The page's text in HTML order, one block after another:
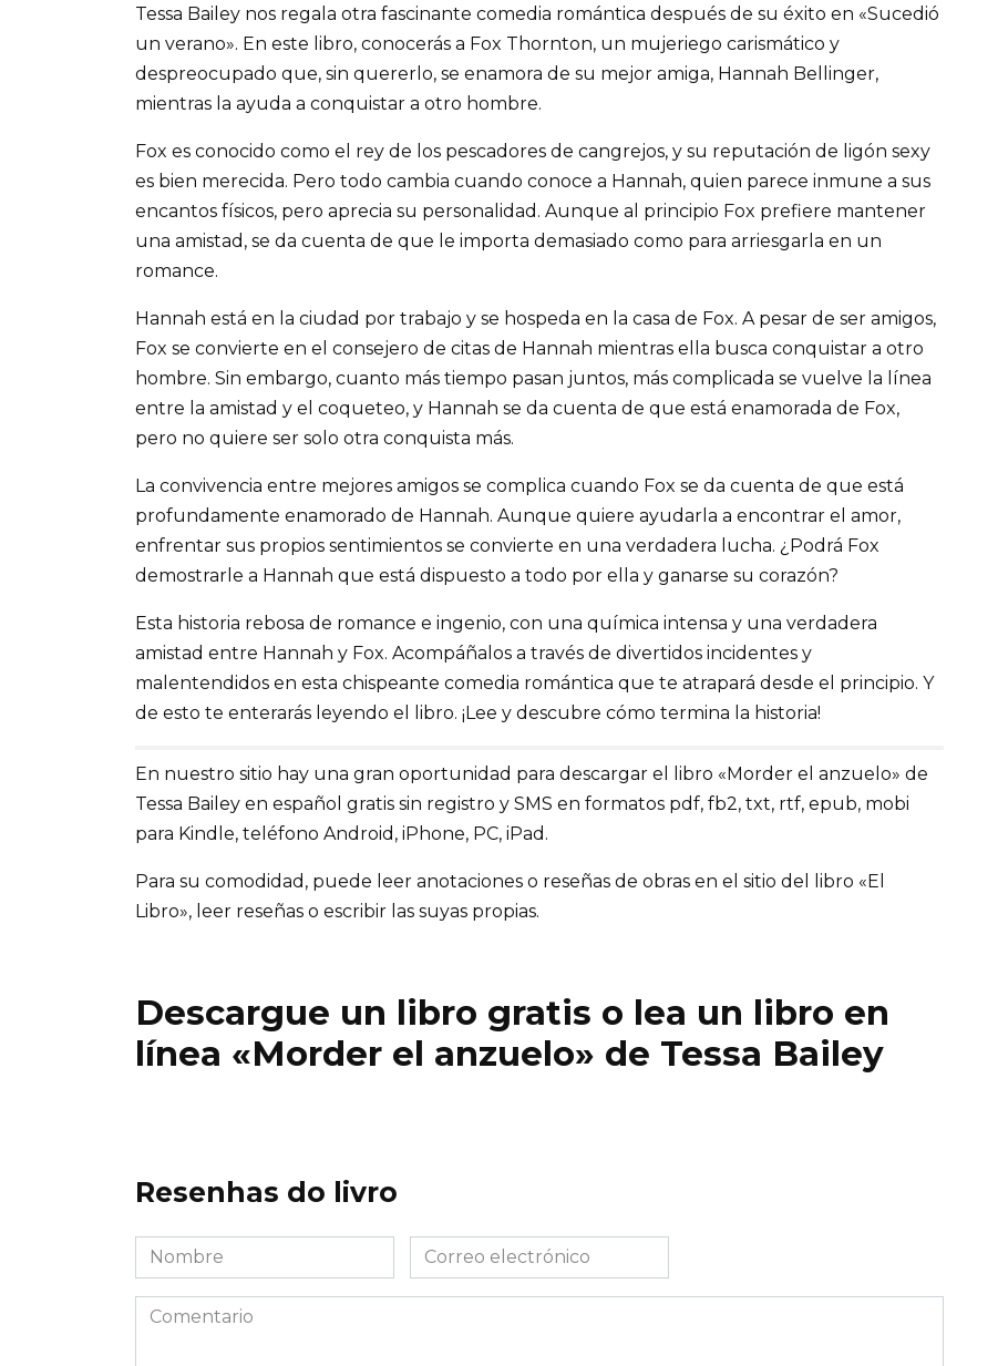
Tessa Bailey nos regala otra fascinante comedia romántica después de su éxito en «Sucedió
un verano». En este libro, conocerás a Fox Thornton, un mujeriego carismático y
despreocupado que, sin quererlo, se enamora de su mejor amiga, Hannah Bellinger,
mientras la ayuda a conquistar a otro hombre.
Fox es conocido como el rey de los pescadores de cangrejos, y su reputación de ligón sexy
es bien merecida. Pero todo cambia cuando conoce a Hannah, quien parece inmune a sus
encantos físicos, pero aprecia su personalidad. Aunque al principio Fox prefiere mantener
una amistad, se da cuenta de que le importa demasiado como para arriesgarla en un
romance.
Hannah está en la ciudad por trabajo y se hospeda en la casa de Fox. A pesar de ser amigos,
Fox se convierte en el consejero de citas de Hannah mientras ella busca conquistar a otro
hombre. Sin embargo, cuanto más tiempo pasan juntos, más complicada se vuelve la línea
entre la amistad y el coqueteo, y Hannah se da cuenta de que está enamorada de Fox,
pero no quiere ser solo otra conquista más.
La convivencia entre mejores amigos se complica cuando Fox se da cuenta de que está
profundamente enamorado de Hannah. Aunque quiere ayudarla a encontrar el amor,
enfrentar sus propios sentimientos se convierte en una verdadera lucha. ¿Podrá Fox
demostrarle a Hannah que está dispuesto a todo por ella y ganarse su corazón?
Esta historia rebosa de romance e ingenio, con una química intensa y una verdadera
amistad entre Hannah y Fox. Acompáñalos a través de divertidos incidentes y
malentendidos en esta chispeante comedia romántica que te atrapará desde el principio. Y
de esto te enterarás leyendo el libro. ¡Lee y descubre cómo termina la historia!
En nuestro sitio hay una gran oportunidad para descargar el libro «Morder el anzuelo» de
Tessa Bailey en español gratis sin registro y SMS en formatos pdf, fb2, txt, rtf, epub, mobi
para Kindle, teléfono Android, iPhone, PC, iPad.
Para su comodidad, puede leer anotaciones o reseñas de obras en el sitio del libro «El
Libro», leer reseñas o escribir las suyas propias.
Descargue un libro gratis o lea un libro en
línea «Morder el anzuelo» de Tessa Bailey
Resenhas do livro
Nombre
*
Correo
electrónico
*
Comentario